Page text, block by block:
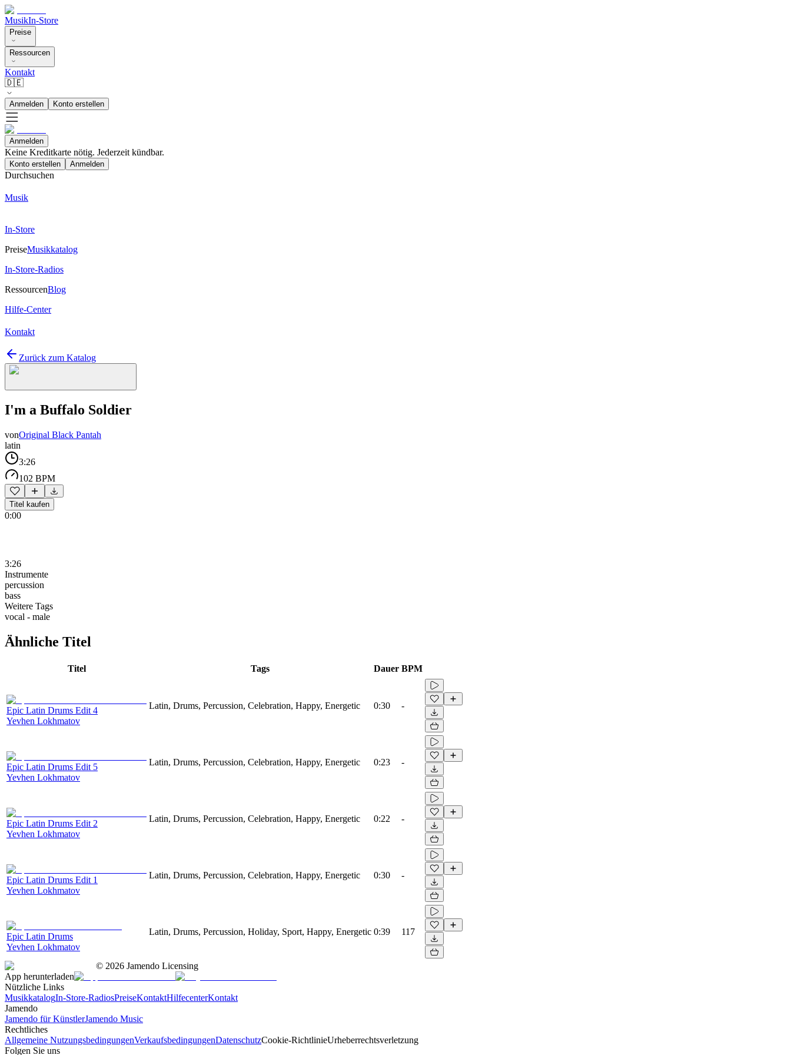
MusikIn-Store
Preise
Ressourcen
Kontakt
🇩🇪
Anmelden Konto erstellen
Anmelden
Keine Kreditkarte nötig. Jederzeit kündbar.
Konto erstellen Anmelden
Durchsuchen
Musik
In-Store
PreiseMusikkatalog
In-Store-Radios
RessourcenBlog
Hilfe-Center
Kontakt
Zurück zum Katalog
I'm a Buffalo Soldier
vonOriginal Black Pantah
latin
3:26
102 BPM
Titel kaufen
0:00
3:26
Instrumente
percussion
bass
Weitere Tags
vocal - male
Ähnliche Titel
Titel Tags Dauer BPM
Epic Latin Drums Edit 4
Yevhen Lokhmatov
Latin, Drums, Percussion, Celebration, Happy, Energetic 0:30 -
Epic Latin Drums Edit 5
Yevhen Lokhmatov
Latin, Drums, Percussion, Celebration, Happy, Energetic 0:23 -
Epic Latin Drums Edit 2
Yevhen Lokhmatov
Latin, Drums, Percussion, Celebration, Happy, Energetic 0:22 -
Epic Latin Drums Edit 1
Yevhen Lokhmatov
Latin, Drums, Percussion, Celebration, Happy, Energetic 0:30 -
Epic Latin Drums
Yevhen Lokhmatov
Latin, Drums, Percussion, Holiday, Sport, Happy, Energetic 0:39 117
© 2026 Jamendo Licensing
App herunterladen
Nützliche Links
MusikkatalogIn-Store-RadiosPreiseKontaktHilfecenterKontakt
Jamendo
Jamendo für KünstlerJamendo Music
Rechtliches
Allgemeine NutzungsbedingungenVerkaufsbedingungenDatenschutzCookie-RichtlinieUrheberrechtsverletzung
Folgen Sie uns